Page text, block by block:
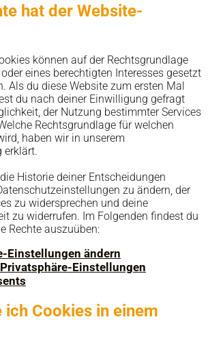
hat der Website-
können auf der Rechtsgrundlage
eines berechtigten Interesses gesetzt
Als du diese Website zum ersten Mal
du nach deiner Einwilligung gefragt
der Nutzung bestimmter Services
Rechtsgrundlage für welchen
haben wir in unserem
erklärt.
Historie deiner Entscheidungen
zu ändern, der
zu widersprechen und deine
zu widerrufen. Im Folgenden findest du
Rechte auszuüben:
Einstellungen ändern
Einstellungen
ich Cookies in einem